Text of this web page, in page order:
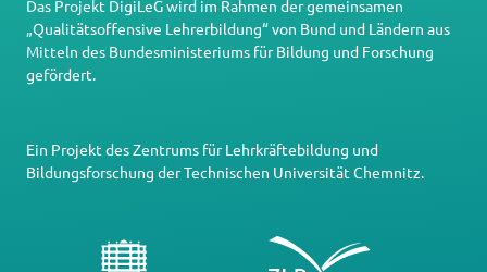
Das Projekt DigiLeG wird im Rahmen der gemeinsamen
„Qualitätsoffensive Lehrerbildung“ von Bund und Ländern aus
Mitteln des Bundesministeriums für Bildung und Forschung
gefördert.
Ein Projekt desZentrums für Lehrkräftebildung und
Bildungsforschung derTechnischen Universität Chemnitz.